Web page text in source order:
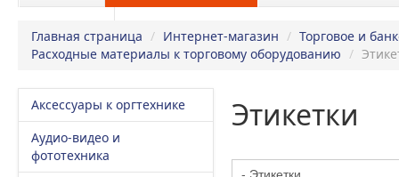
Главная страница / Интернет-магазин / Торговое и
Расходные материалы к торговому оборудованию /
Аксессуары к оргтехнике
Аудио-видео и
фототехника
Этикетки